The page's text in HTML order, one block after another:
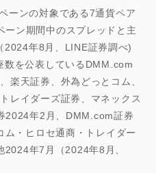
ーンの対象である7通貨ペア
ーン期間中のスプレッドと主
2024年8月、LINE証券調べ)
数を公表しているDMM.com
楽天証券、外為どっとコム、
レイダーズ証券、マネックス
2024年2月、DMM.com証券
・ヒロセ通商・トレイダー
年7月（2024年8月、